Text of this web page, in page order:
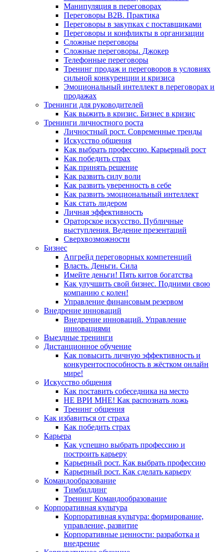
Манипуляция в переговорах
Переговоры B2B. Практика
Переговоры в закупках с поставщиками
Переговоры и конфликты в организации
Сложные переговоры
Сложные переговоры. Джокер
Телефонные переговоры
Тренинг продаж и переговоров в условиях
сильной конкуренции и кризиса
Эмоциональный интеллект в переговорах и
продажах
Тренинги для руководителей
Как выжить в кризис. Бизнес в кризис
Тренинги личностного роста
Личностный рост. Современные тренды
Искусство общения
Как выбрать профессию. Карьерный рост
Как победить страх
Как принять решение
Как развить силу воли
Как развить уверенность в себе
Как развить эмоциональный интеллект
Как стать лидером
Личная эффективность
Ораторское искусство. Публичные
выступления. Ведение презентаций
Сверхвозможности
Бизнес
Апгрейд переговорных компетенций
Власть. Деньги. Сила
Имейте деньги! Пять китов богатства
Как улучшить свой бизнес. Подними свою
компанию с колен!
Управление финансовым резервом
Внедрение инноваций
Внедрение инноваций. Управление
инновациями
Выездные тренинги
Дистанционное обучение
Как повысить личную эффективность и
конкурентоспособность в жёстком онлайн
мире!
Искусство общения
Как поставить собеседника на место
НЕ ВРИ МНЕ! Как распознать ложь
Тренинг общения
Как избавиться от страха
Как победить страх
Карьера
Как успешно выбрать профессию и
построить карьеру
Карьерный рост. Как выбрать профессию
Карьерный рост. Как сделать карьеру
Командообразование
Тимбилдинг
Тренинг Командообразование
Корпоративная культура
Корпоративная культура: формирование,
управление, развитие
Корпоративные ценности: разработка и
внедрение